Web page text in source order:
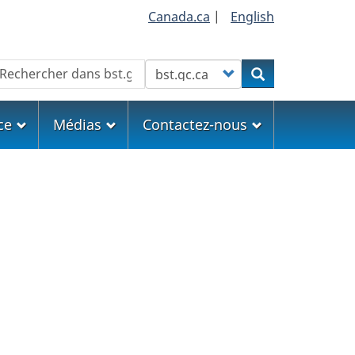
Canada.ca | English
Customize your searchRechercher
Médias Contactez-nous